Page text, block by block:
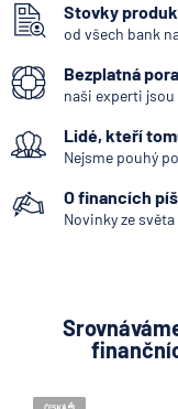
Stovky
od všech bank
Bezplatná
naši experti jsou
Lidé, kteří
Nejsme pouhý
O financích
Novinky ze